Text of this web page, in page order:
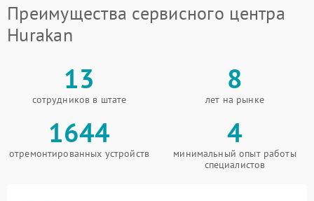
Преимущества сервисного центра
Hurakan
13
сотрудников в штате
8
лет на рынке
1644
отремонтированных устройств
4
минимальный опыт работы
специалистов